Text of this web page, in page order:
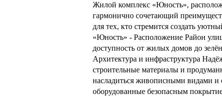
Жилой комплекс «Юность»,
гармонично сочетающий
для тех, кто стремится создать
«Юность» - Расположение Район
доступность от жилых домов до
Архитектура и инфраструктура
строительные материалы и
насладиться живописными видами и
оборудованные безопасным